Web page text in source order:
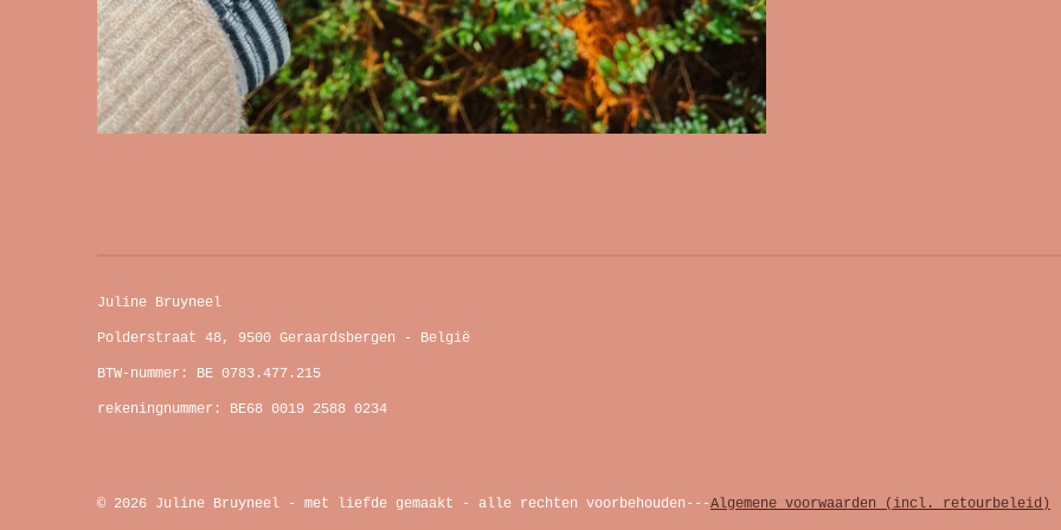
Juline Bruyneel
Polderstraat 48, 9500 Geraardsbergen - België
BTW-nummer: BE 0783.477.215
rekeningnummer: BE68 0019 2588 0234
© 2026 Juline Bruyneel - met liefde gemaakt - alle rechten voorbehouden---Algemene voorwaarden (incl. retourbeleid)